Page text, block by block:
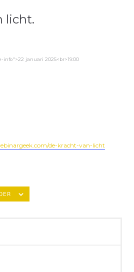
licht.
info">22 januari 2025<br>19:00
de-kracht-van-licht